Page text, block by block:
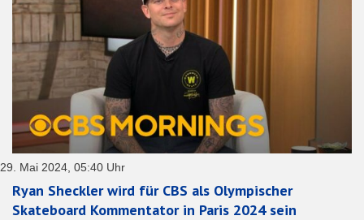
29. Mai 2024, 05:40 Uhr
Ryan Sheckler wird für CBS als Olympischer
Skateboard Kommentator in Paris 2024 sein